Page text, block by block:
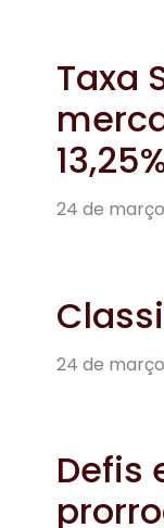
Taxa
24 de
24 de
Defis